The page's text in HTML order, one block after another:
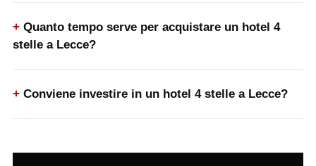
Quanto tempo serve per acquistare un hotel 4
stelle a Lecce?
Conviene investire in un hotel 4 stelle a Lecce?